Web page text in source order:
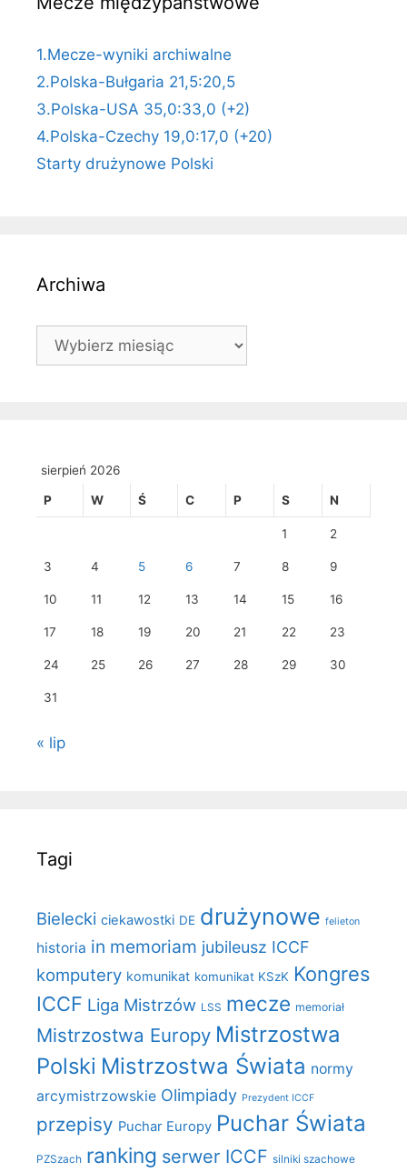
1.Mecze-wyniki archiwalne
2.Polska-Bułgaria 21,5:20,5
3.Polska-USA 35,0:33,0 (+2)
4.Polska-Czechy 19,0:17,0 (+20)
Starty drużynowe Polski
Archiwa
Archiwa
sierpień 2026
P W Ś C P S N
1 2
3 4 5 6 7 8 9
10 11 12 13 14 15 16
17 18 19 20 21 22 23
24 25 26 27 28 29 30
31
« lip
Tagi
Bielecki ciekawostki DE drużynowe felieton
historia in memoriam jubileusz ICCF
komputery komunikat komunikat KSzK Kongres
ICCF Liga Mistrzów LSS mecze memoriał
Mistrzostwa Europy Mistrzostwa
Polski Mistrzostwa Świata normy
arcymistrzowskie Olimpiady Prezydent ICCF
przepisy Puchar Europy Puchar Świata
PZSzach ranking serwer ICCF silniki szachowe